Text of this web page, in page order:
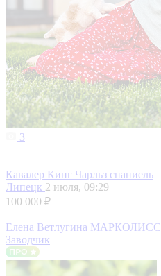
3
Кавалер Кинг Чарльз спаниель
Липецк 2 июля, 09:29
100 000 ₽
Елена Ветлугина МАРКОЛИСС
Заводчик